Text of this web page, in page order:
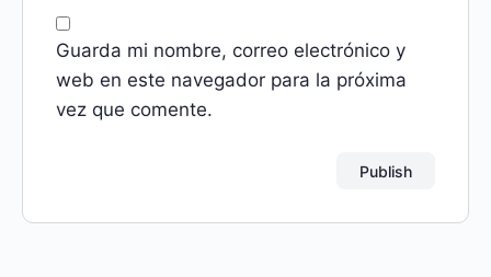
Guarda mi nombre, correo electrónico y
web en este navegador para la próxima
vez que comente.